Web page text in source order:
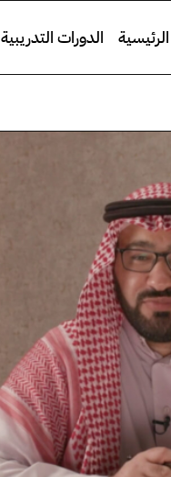
الرئيسية الدورات التدريبية